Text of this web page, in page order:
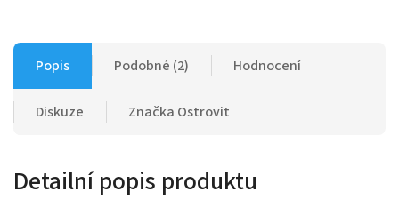
Popis Podobné (2) Hodnocení
Diskuze Značka Ostrovit
Detailní popis produktu